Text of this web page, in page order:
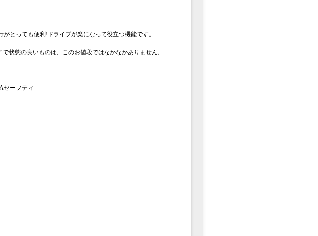
とっても便利!ドライブが楽になって役立つ機能です。
状態の良いものは、このお値段ではなかなかありません。
セーフティ